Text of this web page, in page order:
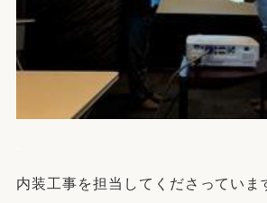
内装工事を担当してくださっていま